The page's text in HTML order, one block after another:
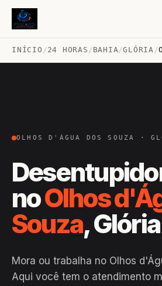
INÍCIO /24 HORAS /BAHIA/GLÓRIA /
OLHOS D'ÁGUA DOS SOUZA ·
noOlhos
Souza, Glória
Mora ou trabalha no Olhos
Aqui você tem o atendimento